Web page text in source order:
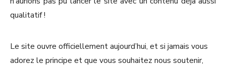
qualitatif !
Le site ouvre officiellement aujourd’hui, et si jamais vous
adorez le principe et que vous souhaitez nous soutenir,